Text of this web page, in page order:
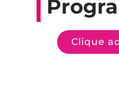
Clique